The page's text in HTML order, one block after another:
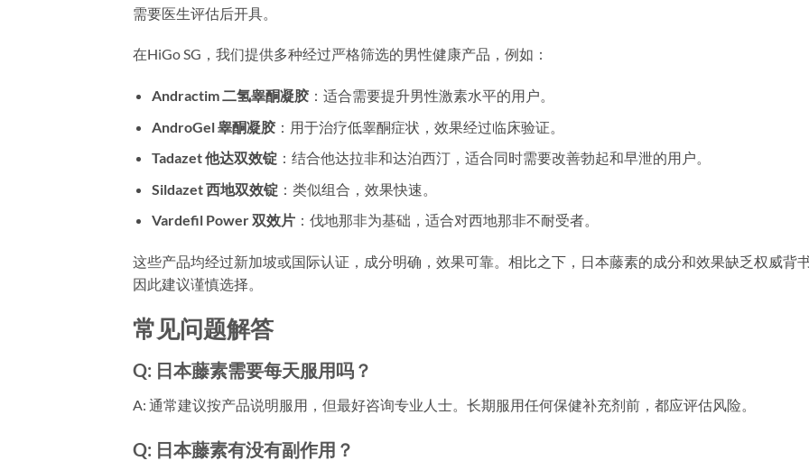
需要医生评估后开具。
在HiGo SG，我们提供多种经过严格筛选的男性健康产品，例如：
Andractim 二氢睾酮凝胶：适合需要提升男性激素水平的用户。
AndroGel 睾酮凝胶：用于治疗低睾酮症状，效果经过临床验证。
Tadazet 他达双效锭：结合他达拉非和达泊西汀，适合同时需要改善勃起和早泄的用户。
Sildazet 西地双效锭：类似组合，效果快速。
Vardefil Power 双效片：伐地那非为基础，适合对西地那非不耐受者。
这些产品均经过新加坡或国际认证，成分明确，效果可靠。相比之下，日本藤素的成分和效果缺乏权威背书
因此建议谨慎选择。
常见问题解答
Q: 日本藤素需要每天服用吗？
A: 通常建议按产品说明服用，但最好咨询专业人士。长期服用任何保健补充剂前，都应评估风险。
Q: 日本藤素有没有副作用？